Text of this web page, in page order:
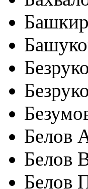
Белов
Белов
Белов